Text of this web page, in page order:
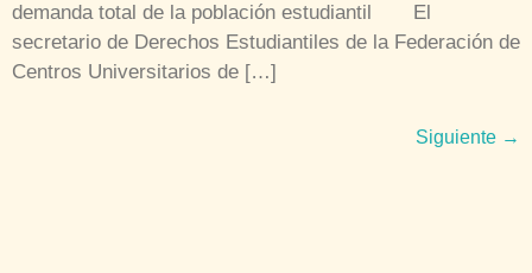
demanda total de la población estudiantil El
secretario de Derechos Estudiantiles de la Federación de
Centros Universitarios de […]
Siguiente →